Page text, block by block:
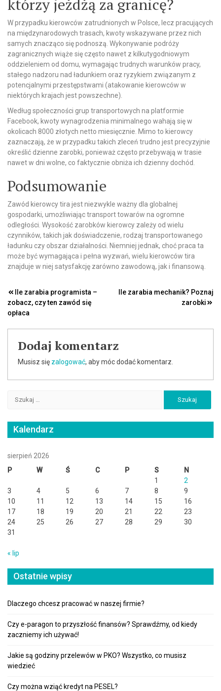
którzy jeżdżą za granicę?
W przypadku kierowców zatrudnionych w Polsce, lecz pracujących
na międzynarodowych trasach, kwoty wskazywane przez nich
samych znacząco się podnoszą. Wykonywanie podróży
zagranicznych wiąże się często nawet z kilkutygodniowym
oddzieleniem od domu, wymagając trudnych warunków pracy,
stałego nadzoru nad ładunkiem oraz ryzykiem związanym z
potencjalnymi przestępstwami (atakowanie kierowców w
niektórych krajach jest powszechne).
Według społeczności grup transportowych na platformie
Facebook, kwoty wynagrodzenia minimalnego wahają się w
okolicach 8000 złotych netto miesięcznie. Mimo to kierowcy
zaznaczają, że w przypadku takich zleceń trudno jest precyzyjnie
określić dzienne zarobki, ponieważ często przebywają w trasie
nawet w dni wolne, co faktycznie obniża ich dzienny dochód.
Podsumowanie
Zawód kierowcy tira jest niezwykle ważny dla globalnej
gospodarki, umożliwiając transport towarów na ogromne
odległości. Wysokość zarobków kierowcy zależy od wielu
czynników, takich jak doświadczenie, rodzaj transportowanego
ładunku czy obszar działalności. Niemniej jednak, choć praca ta
może być wymagająca i pełna wyzwań, wielu kierowców tira
znajduje w niej satysfakcję zarówno zawodową, jak i finansową.
Nawigacja
wpisu
Ile zarabia programista –
zobacz, czy ten zawód się
opłaca
Ile zarabia mechanik? Poznaj
zarobki
Dodaj komentarz
Musisz się zalogować, aby móc dodać komentarz.
Kalendarz
sierpień 2026
P
W Ś C P S
N
1
2
3
4 5 6 7 8
9
10
11 12 13 14 15
16
17
18 19 20 21 22
23
24
25 26 27 28 29
30
31
« lip
Ostatnie wpisy
Dlaczego chcesz pracować w naszej firmie?
Czy e-paragon to przyszłość finansów? Sprawdźmy, od kiedy
zaczniemy ich używać!
Jakie są godziny przelewów w PKO? Wszystko, co musisz
wiedzieć
Czy można wziąć kredyt na PESEL?